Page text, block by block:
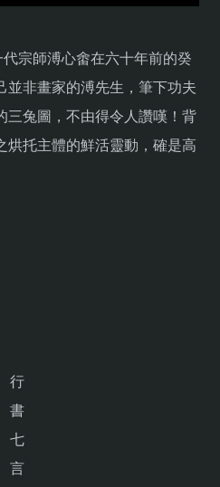
宗師溥心畬在六十年前的癸
並非畫家的溥先生，筆下功夫
三兔圖，不由得令人讚嘆！背
烘托主體的鮮活靈動，確是高
行
書
七
言